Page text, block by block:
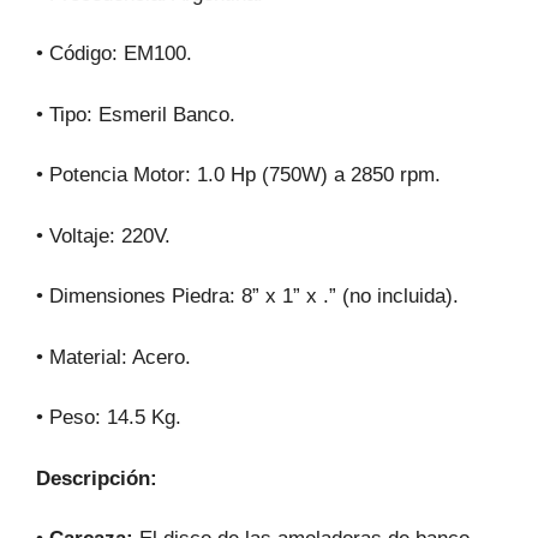
• Código: EM100.
• Tipo: Esmeril Banco.
• Potencia Motor: 1.0 Hp (750W) a 2850 rpm.
• Voltaje: 220V.
• Dimensiones Piedra: 8” x 1” x .” (no incluida).
• Material: Acero.
• Peso: 14.5 Kg.
Descripción: